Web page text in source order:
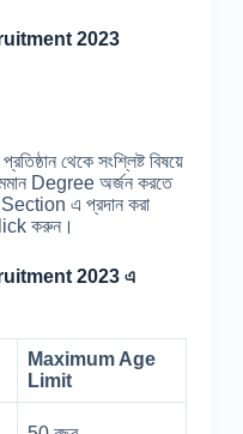
2023
থেকে সংশ্লিষ্ট বিষয়ে
Degree অর্জন করতে
এ প্রদান করা
করুন।
2023 এ
Maximum Age
Limit